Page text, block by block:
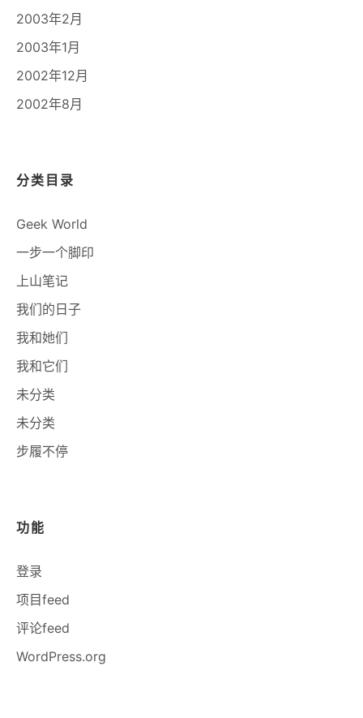
2003年2月
2003年1月
2002年12月
2002年8月
分类目录
Geek World
一步一个脚印
上山笔记
我们的日子
我和她们
我和它们
未分类
未分类
步履不停
功能
登录
项目feed
评论feed
WordPress.org